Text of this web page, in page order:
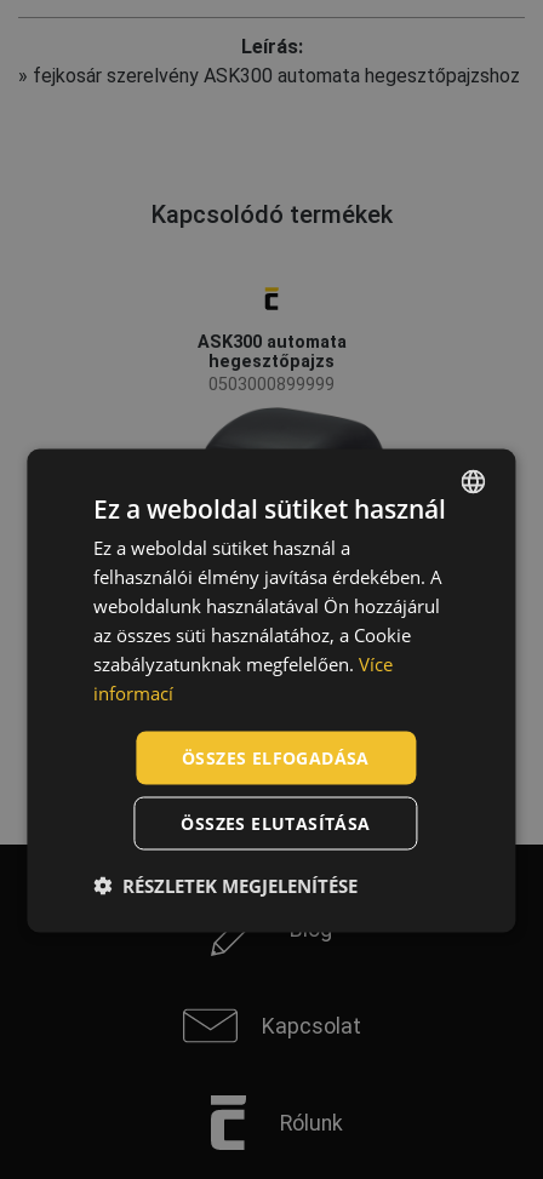
Leírás:
» fejkosár szerelvény ASK300 automata hegesztőpajzshoz
Kapcsolódó termékek
ASK300 automata
hegesztőpajzs
0503000899999
Blog
Kapcsolat
Rólunk
CZECH
HUNGARIAN
SLOVAK
GERMAN
Ez a weboldal sütiket használ
Ez a weboldal sütiket használ a
felhasználói élmény javítása érdekében. A
weboldalunk használatával Ön hozzájárul
az összes süti használatához, a Cookie
szabályzatunknak megfelelően. Více
informací
ÖSSZES ELFOGADÁSA
ÖSSZES ELUTASÍTÁSA
RÉSZLETEK MEGJELENÍTÉSE